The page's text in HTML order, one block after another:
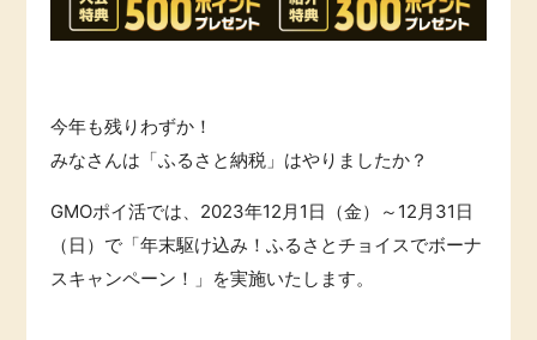
アンケート
モニター
引っ越し
学び
進学・教育
美容・健康
今年も残りわずか！
みなさんは「ふるさと納税」はやりましたか？
GMOポイ活では、2023年12月1日（金）～12月31日
（日）で「年末駆け込み！ふるさとチョイスでボーナ
スキャンペーン！」を実施いたします。